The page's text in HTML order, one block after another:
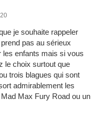
je souhaite rappeler
pas au sérieux
les enfants mais si vous
le choix surtout que
trois blagues qui sont
admirablement les
Max Fury Road ou un